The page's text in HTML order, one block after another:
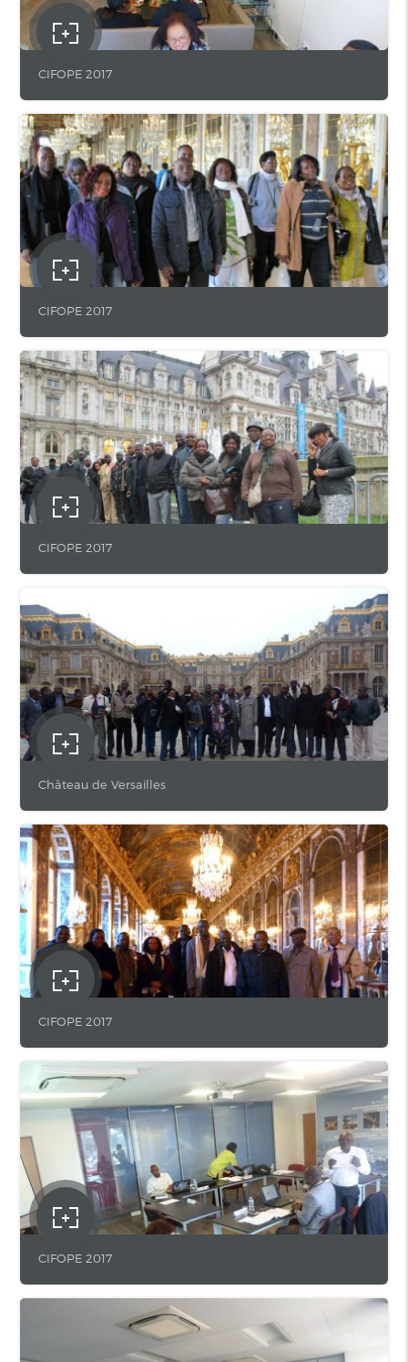
CIFOPE 2017
CIFOPE 2017
CIFOPE 2017
Château de Versailles
CIFOPE 2017
CIFOPE 2017